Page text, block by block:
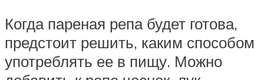
Когда пареная репа будет готова,
предстоит решить, каким способом
употреблять ее в пищу. Можно